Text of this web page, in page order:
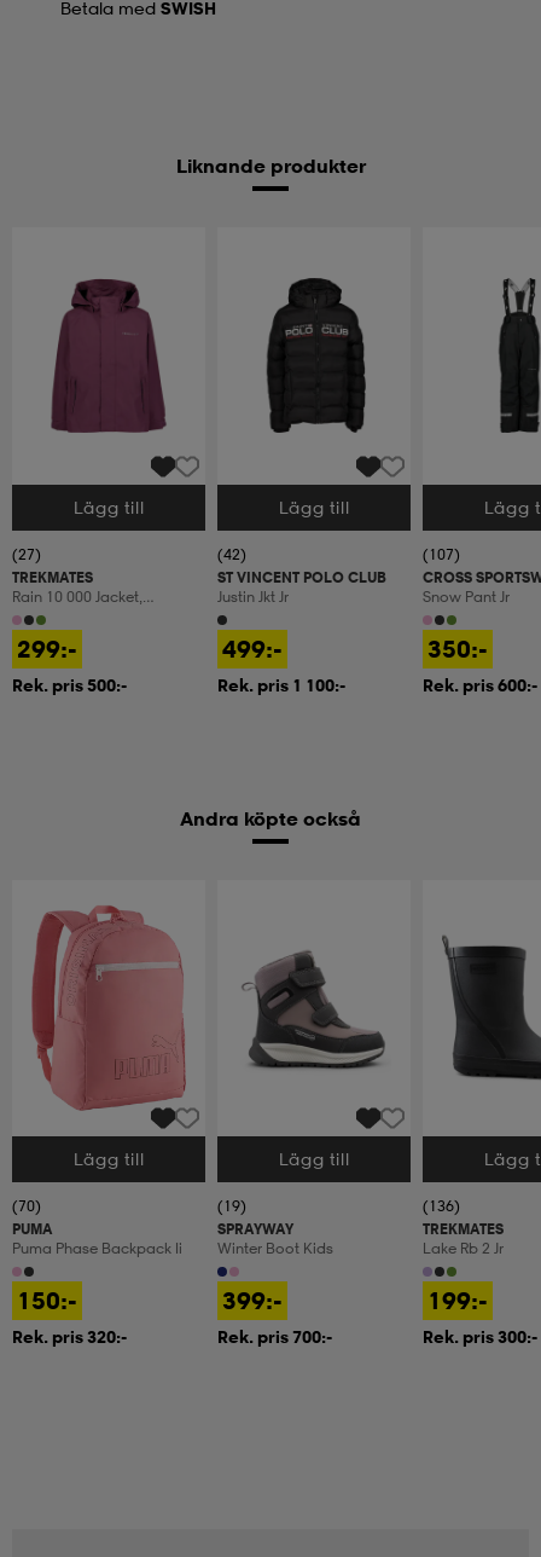
Betala med SWISH
Liknande produkter
Välj storlek
Lägg till
(27)
TREKMATES
Rain 10 000 Jacket,
Regnjacka, Junior
299:-
Rek. pris 500:-
Välj storlek
Lägg till
(42)
ST VINCENT POLO CLUB
Justin Jkt Jr
499:-
Rek. pris 1 100:-
Välj storlek
Lägg
(107)
CROSS
Snow Pant Jr
350:-
Rek. pris 600:-
Andra köpte också
Välj storlek
Lägg till
(70)
PUMA
Puma Phase Backpack Ii
150:-
Rek. pris 320:-
Välj storlek
Lägg till
(19)
SPRAYWAY
Winter Boot Kids
399:-
Rek. pris 700:-
Välj storlek
Lägg
(136)
TREKMATES
Lake Rb 2 Jr
199:-
Rek. pris 300:-